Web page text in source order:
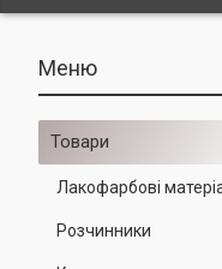
Товари
Лакофарбові
Розчинники